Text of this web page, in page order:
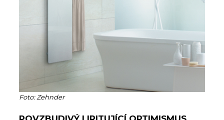
Foto: Zehnder